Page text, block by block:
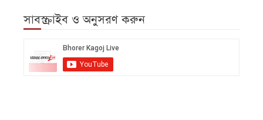
সাবস্ক্রাইব ও অনুসরণ করুন